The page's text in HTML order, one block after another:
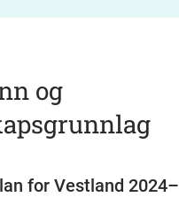
og
for Vestland 2024–